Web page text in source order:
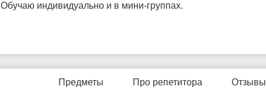
Обучаю индивидуально и в мини-группах.
Предметы Про репетитора Отзывы
9
10
11
12
Нет
Нет
Нет